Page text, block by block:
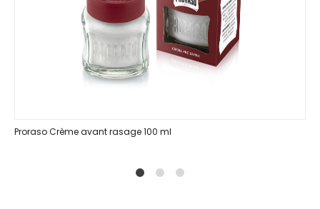
Proraso Crème avant rasage 100 ml